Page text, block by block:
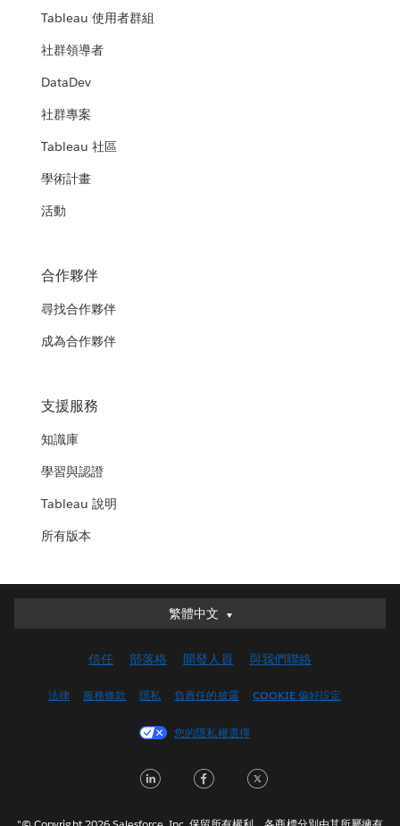
Tableau 使用者群組
社群領導者
DataDev
社群專案
Tableau 社區
學術計畫
活動
合作夥伴
尋找合作夥伴
成為合作夥伴
支援服務
知識庫
學習與認證
Tableau 說明
所有版本
繁體中文
繁體中文
English (UK)
Français (Canada)
Italiano
信任 部落格 開發人員 與我們聯絡
法律 服務條款 隱私 負責任的披露 COOKIE 偏好設定
您的隱私權選擇
LinkedInFacebook